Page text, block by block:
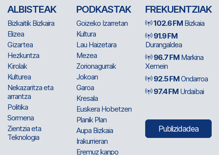
ALBISTEAK
Bizkaitik Bizkaira
Elizea
Gizartea
Hezkuntza
Kirolak
Kulturea
Nekazaritza eta
arrantza
Politika
Sormena
Zientzia eta
Teknologia
PODKASTAK
Goizeko Izarretan
Kultura
Lau Haizetara
Mezea
Zorionagurrak
Jokoan
Garoa
Kresala
Euskera Hobetzen
Planik Plan
Aupa Bizkaia
Irakurrieran
Eremuz kanpo
FREKUENTZIAK
102.6 FM Bizkaia
91.9 FM
Durangaldea
96.7 FM Markina
Xemein
92.5 FMOndarroa
97.4 FM Urdaibai
Publizidadea